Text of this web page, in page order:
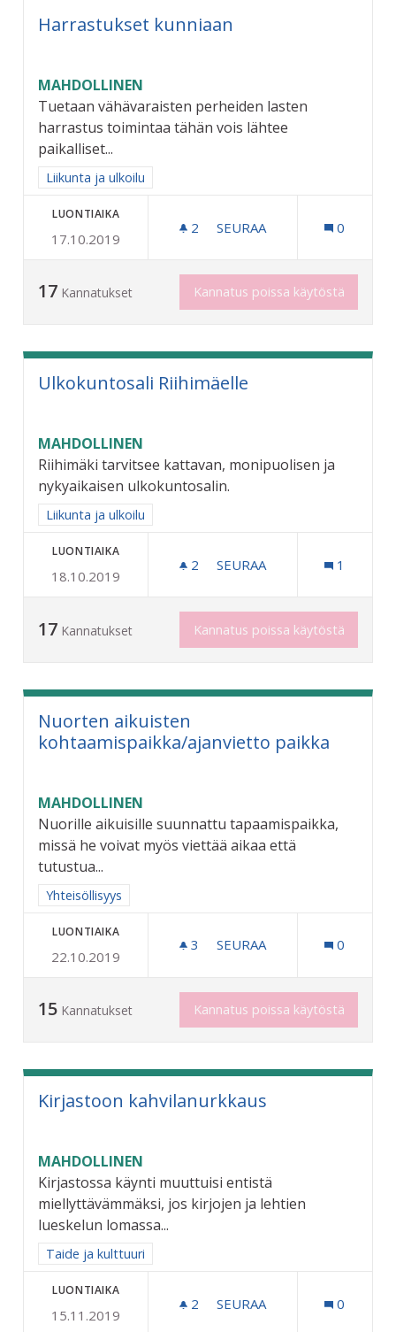
Harrastukset kunniaan
MAHDOLLINEN
Tuetaan vähävaraisten perheiden lasten
harrastus toimintaa tähän vois lähtee
paikalliset...
Rajaa tulokset aihepiirin mukaan: Liikunta ja ulkoilu
Liikunta ja ulkoilu
LUONTIAIKA
17.10.2019
2 2 SEURAAJAA
SEURAA 0
17 Kannatukset Kannatus poissa käytöstä
Ulkokuntosali Riihimäelle
MAHDOLLINEN
Riihimäki tarvitsee kattavan, monipuolisen ja
nykyaikaisen ulkokuntosalin.
Rajaa tulokset aihepiirin mukaan: Liikunta ja ulkoilu
Liikunta ja ulkoilu
LUONTIAIKA
18.10.2019
2 2 SEURAAJAA
SEURAA 1
17 Kannatukset Kannatus poissa käytöstä
Nuorten aikuisten
kohtaamispaikka/ajanvietto paikka
MAHDOLLINEN
Nuorille aikuisille suunnattu tapaamispaikka,
missä he voivat myös viettää aikaa että
tutustua...
Rajaa tulokset aihepiirin mukaan: Yhteisöllisyys
Yhteisöllisyys
LUONTIAIKA
22.10.2019
3 3 SEURAAJAA
SEURAA 0
15 Kannatukset Kannatus poissa käytöstä
Kirjastoon kahvilanurkkaus
MAHDOLLINEN
Kirjastossa käynti muuttuisi entistä
miellyttävämmäksi, jos kirjojen ja lehtien
lueskelun lomassa...
Rajaa tulokset aihepiirin mukaan: Taide ja kulttuuri
Taide ja kulttuuri
LUONTIAIKA
15.11.2019
2 2 SEURAAJAA
SEURAA 0